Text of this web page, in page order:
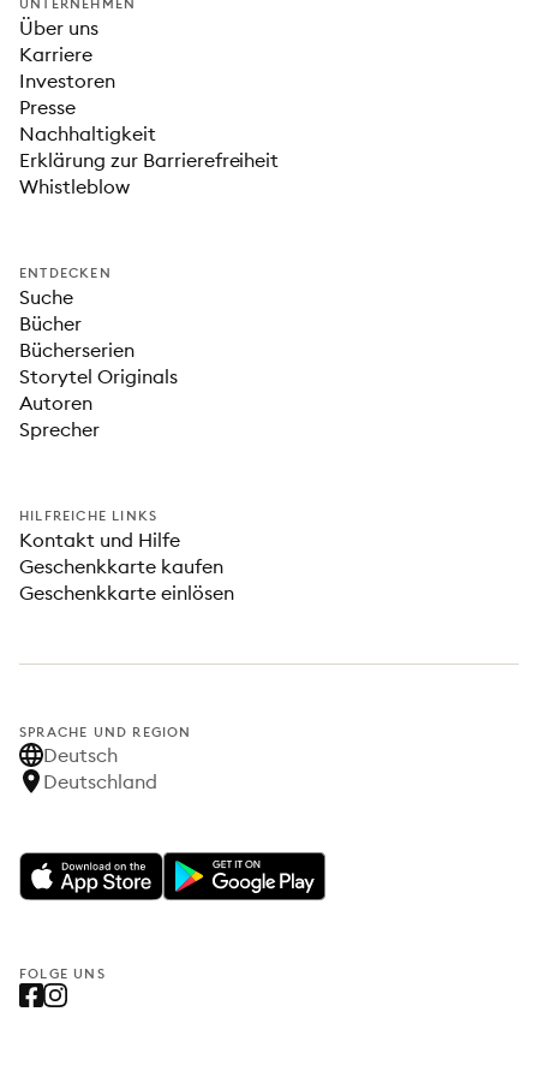
UNTERNEHMEN
Über uns
Karriere
Investoren
Presse
Nachhaltigkeit
Erklärung zur Barrierefreiheit
Whistleblow
ENTDECKEN
Suche
Bücher
Bücherserien
Storytel Originals
Autoren
Sprecher
HILFREICHE LINKS
Kontakt und Hilfe
Geschenkkarte kaufen
Geschenkkarte einlösen
SPRACHE UND REGION
Deutsch
Deutschland
FOLGE UNS